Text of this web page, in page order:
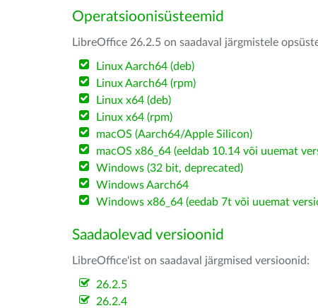
Operatsioonisüsteemid
LibreOffice 26.2.5 on saadaval järgmistele
Linux Aarch64 (deb)
Linux Aarch64 (rpm)
Linux x64 (deb)
Linux x64 (rpm)
macOS (Aarch64/Apple Silicon)
macOS x86_64 (eeldab 10.14 või uuemat
Windows (32 bit, deprecated)
Windows Aarch64
Windows x86_64 (eedab 7t või uuemat
Saadaolevad versioonid
LibreOffice'ist on saadaval järgmised versioonid:
26.2.5
26.2.4